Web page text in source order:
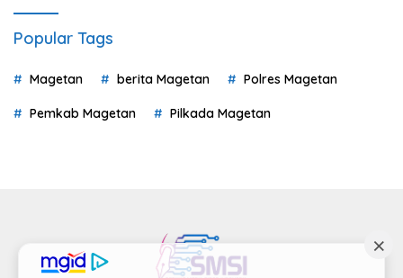
Popular Tags
Magetan berita Magetan Polres Magetan
Pemkab Magetan Pilkada Magetan